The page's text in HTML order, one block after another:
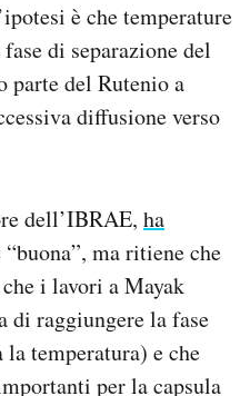
è che temperature
di separazione del
parte del Rutenio a
diffusione verso
dell’IBRAE, ha
ma ritiene che
i lavori a Mayak
raggiungere la fase
temperatura) e che
per la capsula